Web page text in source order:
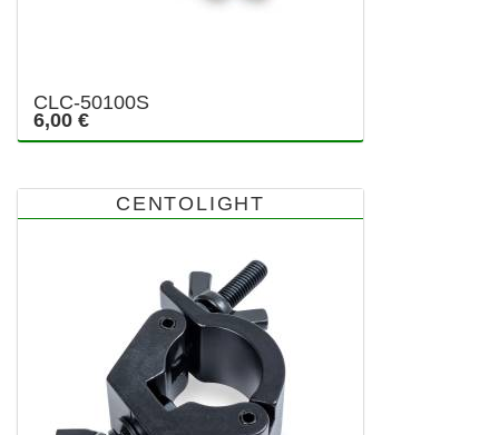
CLC-50100S
6,00 €
CENTOLIGHT